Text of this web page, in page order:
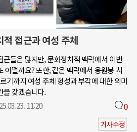
접근과 여성 주체
근들은 많지만, 문화정치적 맥락에서 이번
어떨까요? 또한, 같은 맥락에서 응원봉 시
기까지 여성 주체 형성과 부각에 대한 의미
을 갖겠습니다.
11:20 0
기사수정